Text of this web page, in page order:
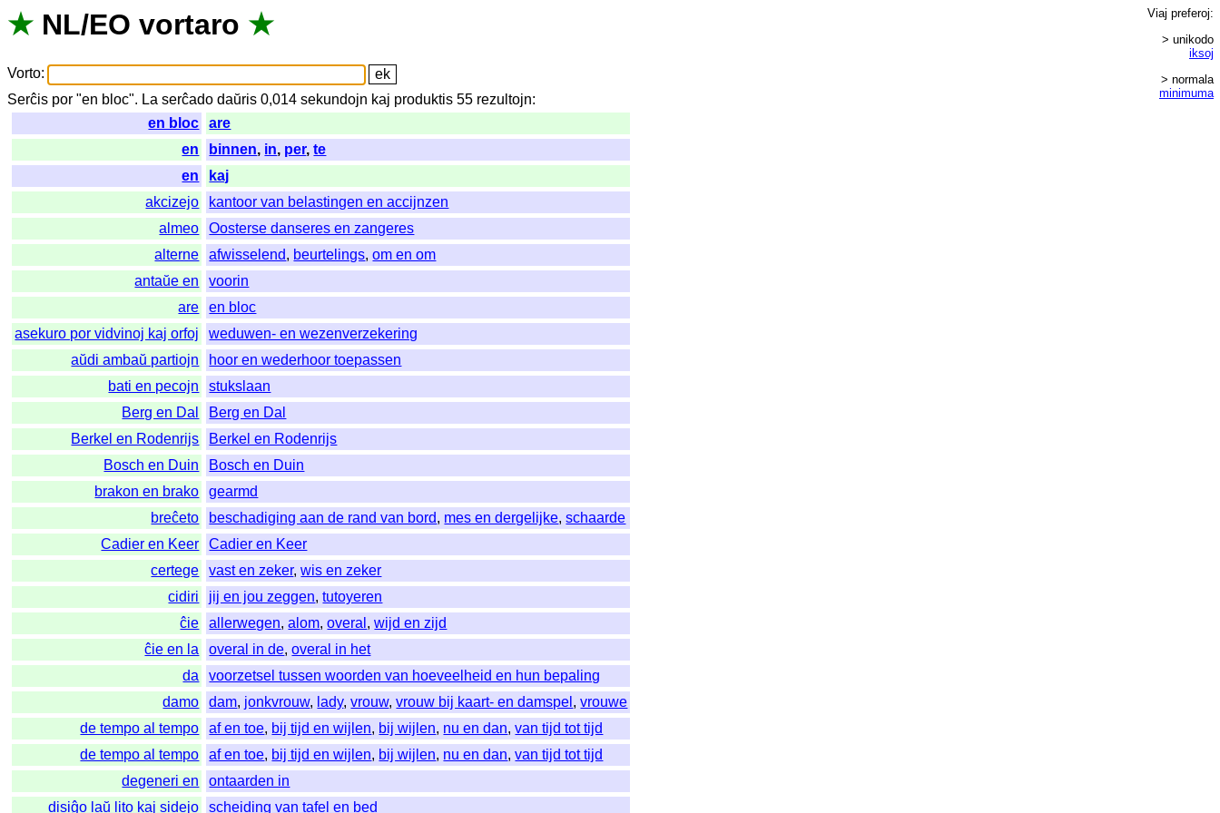
★ NL/EO vortaro ★
Vorto:
Serĉis por "en bloc". La serĉado daŭris 0,014sekundojn kaj produktis 55 rezultojn:
en bloc
are
en
binnen, in, per,te
en
kaj
akcizejo
kantoor van belastingen en accijnzen
almeo
Oosterse danseres en zangeres
alterne
afwisselend, beurtelings,om en om
antaŭe en
voorin
are
en bloc
asekuro por vidvinoj kaj orfoj
weduwen- en wezenverzekering
aŭdi ambaŭ partiojn
hoor en wederhoor toepassen
bati en pecojn
stukslaan
Berg en Dal
Berg en Dal
Berkel en Rodenrijs
Berkel en Rodenrijs
Bosch en Duin
Bosch en Duin
brakon en brako
gearmd
breĉeto
beschadiging aan de rand van bord, mes en dergelijke,schaarde
Cadier en Keer
Cadier en Keer
certege
vast en zeker,wis en zeker
cidiri
jij en jou zeggen,tutoyeren
ĉie
allerwegen,alom,overal ,wijd en zijd
ĉie en la
overal in de,overal in het
da
voorzetsel tussen woorden van hoeveelheid en hun bepaling
damo
dam, jonkvrouw, lady,vrouw,vrouw bij kaart- en damspel ,vrouwe
de tempo al tempo
af en toe, bij tijd en wijlen, bij wijlen, nu en dan,van tijd tot tijd
de tempo al tempo
af en toe, bij tijd en wijlen, bij wijlen, nu en dan,van tijd tot tijd
degeneri en
ontaarden in
disiĝo laŭ lito kaj sidejo
scheiding van tafel en bed
Viaj preferoj:
> unikodo
iksoj
> normala
minimuma